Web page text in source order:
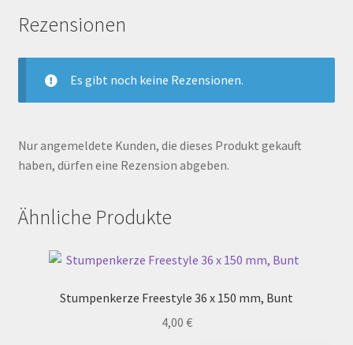
Rezensionen
Es gibt noch keine Rezensionen.
Nur angemeldete Kunden, die dieses Produkt gekauft
haben, dürfen eine Rezension abgeben.
Ähnliche Produkte
Stumpenkerze Freestyle 36 x 150 mm, Bunt
4,00 €